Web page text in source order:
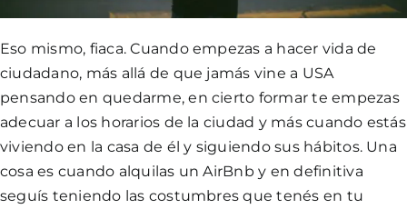
Eso mismo, fiaca. Cuando empezas a hacer vida de
ciudadano, más allá de que jamás vine a USA
pensando en quedarme, en cierto formar te empezas
adecuar a los horarios de la ciudad y más cuando estás
viviendo en la casa de él y siguiendo sus hábitos. Una
cosa es cuando alquilas un AirBnb y en definitiva
seguís teniendo las costumbres que tenés en tu